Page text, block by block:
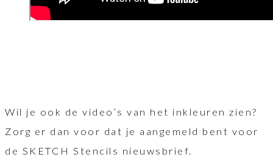
Wil je ook de video’s van het inkleuren zien?
Zorg er dan voor dat je aangemeld bent voor
de SKETCH Stencils nieuwsbrief.